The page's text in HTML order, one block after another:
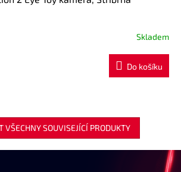
Skladem
Do košíku
VŠECHNY SOUVISEJÍCÍ PRODUKTY